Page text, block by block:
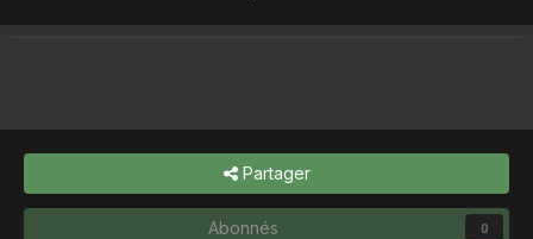
Partager
Abonnés 0